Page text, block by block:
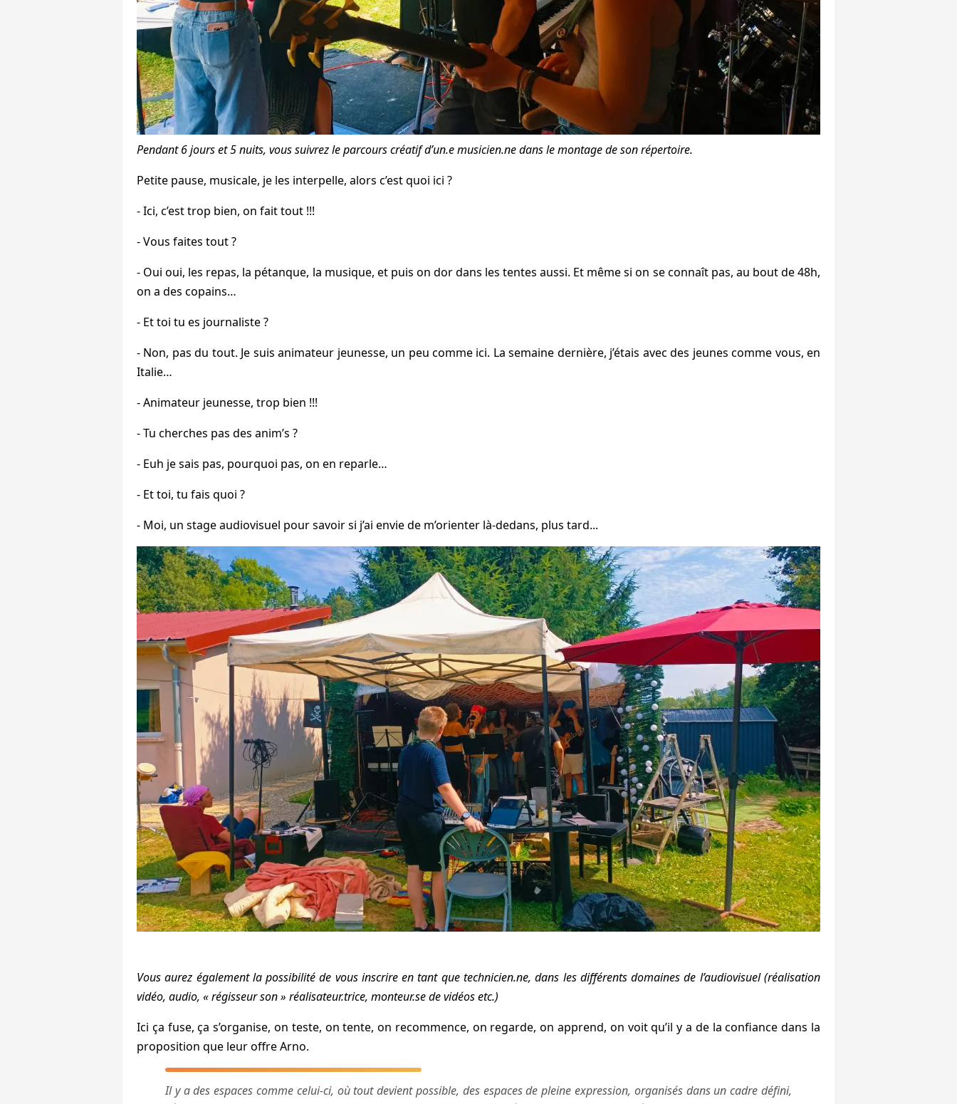
Pendant 6 jours et 5 nuits, vous suivrez le parcours créatif d’un.e musicien.ne dans le montage de son répertoire.
Petite pause, musicale, je les interpelle, alors c’est quoi ici ?
- Ici, c’est trop bien, on fait tout !!!
- Vous faites tout ?
- Oui oui, les repas, la pétanque, la musique, et puis on dor dans les tentes aussi. Et même si on se connaît pas, au bout de 48h,
on a des copains…
- Et toi tu es journaliste ?
- Non, pas du tout. Je suis animateur jeunesse, un peu comme ici. La semaine dernière, j’étais avec des jeunes comme vous, en
Italie…
- Animateur jeunesse, trop bien !!!
- Tu cherches pas des anim’s ?
- Euh je sais pas, pourquoi pas, on en reparle…
- Et toi, tu fais quoi ?
- Moi, un stage audiovisuel pour savoir si j’ai envie de m’orienter là-dedans, plus tard...
Vous aurez également la possibilité de vous inscrire en tant que technicien.ne, dans les différents domaines de l’audiovisuel (réalisation
vidéo, audio, « régisseur son » réalisateur.trice, monteur.se de vidéos etc.)
Ici ça fuse, ça s’organise, on teste, on tente, on recommence, on regarde, on apprend, on voit qu’il y a de la confiance dans la
proposition que leur offre Arno.
Il y a des espaces comme celui-ci, où tout devient possible, des espaces de pleine expression, organisés dans un cadre défini,